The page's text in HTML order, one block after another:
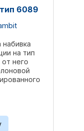
6089
набивка
на тип
него
нужд
и